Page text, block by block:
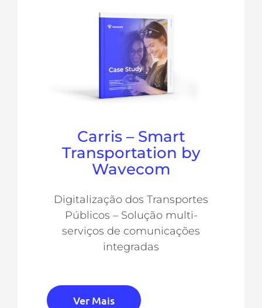
Carris – Smart
Transportation by
Wavecom
Digitalização dos Transportes
Públicos – Solução multi-
serviços de comunicações
integradas
Ver Mais